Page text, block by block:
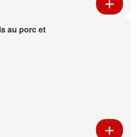
au porc et